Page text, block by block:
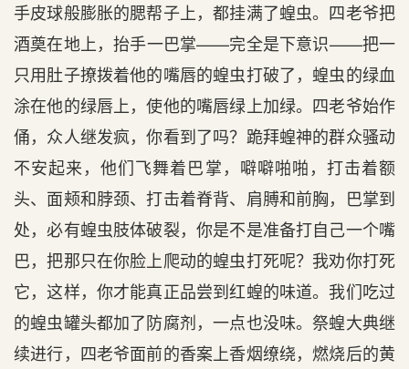
手皮球般膨胀的腮帮子上，都挂满了蝗虫。四老爷把
酒奠在地上，抬手一巴掌——完全是下意识——把一
只用肚子撩拨着他的嘴唇的蝗虫打破了，蝗虫的绿血
涂在他的绿唇上，使他的嘴唇绿上加绿。四老爷始作
俑，众人继发疯，你看到了吗？跪拜蝗神的群众骚动
不安起来，他们飞舞着巴掌，噼噼啪啪，打击着额
头、面颊和脖颈、打击着脊背、肩膊和前胸，巴掌到
处，必有蝗虫肢体破裂，你是不是准备打自己一个嘴
巴，把那只在你脸上爬动的蝗虫打死呢？我劝你打死
它，这样，你才能真正品尝到红蝗的味道。我们吃过
的蝗虫罐头都加了防腐剂，一点也没味。祭蝗大典继
续进行，四老爷面前的香案上香烟缭绕，燃烧后的黄